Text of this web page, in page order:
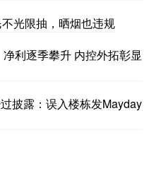
光限抽，晒烟也违规
利逐季攀升 内控外拓彰显
披露：误入楼栋发Mayday